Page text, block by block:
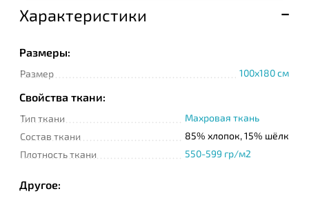
Характеристики
Размеры:
Размер 100x180 см
Свойства ткани:
Тип ткани
Махровая ткань
Состав ткани
85% хлопок, 15% шёлк
Плотность ткани
550-599 гр/м2
Другое: